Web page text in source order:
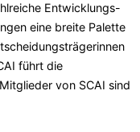
Entwicklungs-
eine breite Palette
führt die
von SCAI sind